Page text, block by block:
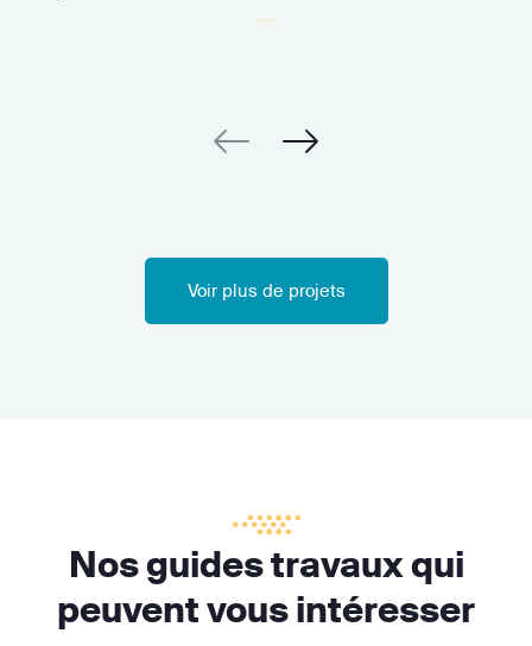
Voir plus de projets
Nos guides travaux qui
peuvent vous intéresser